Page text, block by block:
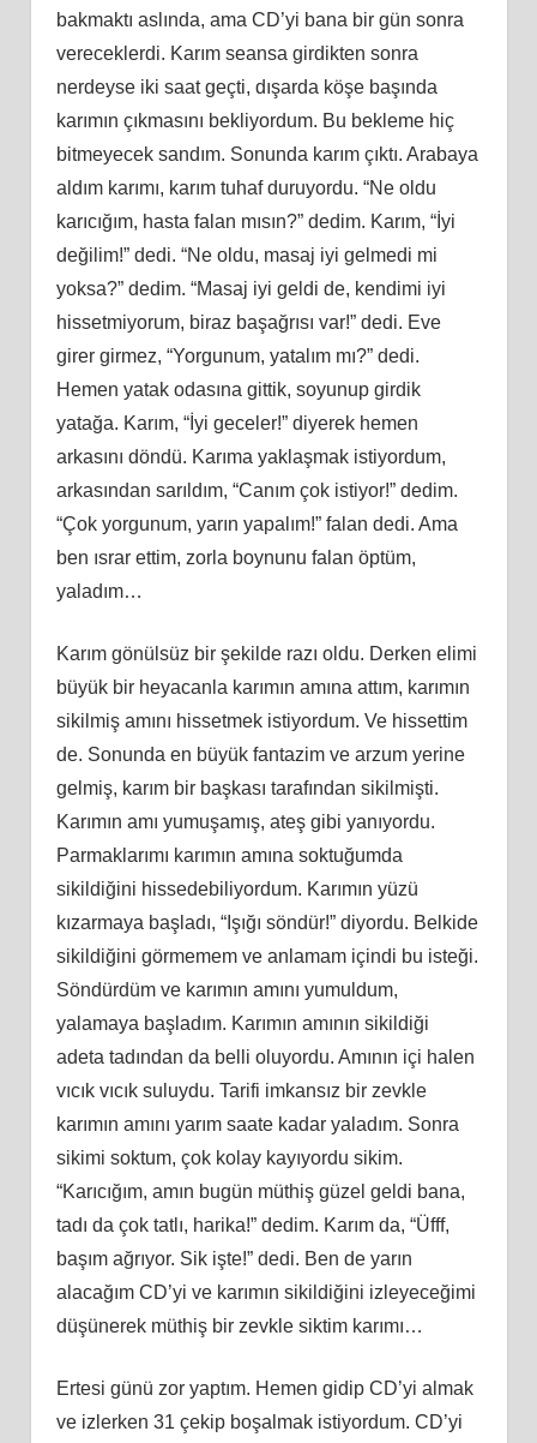
bakmaktı aslında, ama CD’yi bana bir gün sonra
vereceklerdi. Karım seansa girdikten sonra
nerdeyse iki saat geçti, dışarda köşe başında
karımın çıkmasını bekliyordum. Bu bekleme hiç
bitmeyecek sandım. Sonunda karım çıktı. Arabaya
aldım karımı, karım tuhaf duruyordu. “Ne oldu
karıcığım, hasta falan mısın?” dedim. Karım, “İyi
değilim!” dedi. “Ne oldu, masaj iyi gelmedi mi
yoksa?” dedim. “Masaj iyi geldi de, kendimi iyi
hissetmiyorum, biraz başağrısı var!” dedi. Eve
girer girmez, “Yorgunum, yatalım mı?” dedi.
Hemen yatak odasına gittik, soyunup girdik
yatağa. Karım, “İyi geceler!” diyerek hemen
arkasını döndü. Karıma yaklaşmak istiyordum,
arkasından sarıldım, “Canım çok istiyor!” dedim.
“Çok yorgunum, yarın yapalım!” falan dedi. Ama
ben ısrar ettim, zorla boynunu falan öptüm,
yaladım…
Karım gönülsüz bir şekilde razı oldu. Derken elimi
büyük bir heyacanla karımın amına attım, karımın
sikilmiş amını hissetmek istiyordum. Ve hissettim
de. Sonunda en büyük fantazim ve arzum yerine
gelmiş, karım bir başkası tarafından sikilmişti.
Karımın amı yumuşamış, ateş gibi yanıyordu.
Parmaklarımı karımın amına soktuğumda
sikildiğini hissedebiliyordum. Karımın yüzü
kızarmaya başladı, “Işığı söndür!” diyordu. Belkide
sikildiğini görmemem ve anlamam içindi bu isteği.
Söndürdüm ve karımın amını yumuldum,
yalamaya başladım. Karımın amının sikildiği
adeta tadından da belli oluyordu. Amının içi halen
vıcık vıcık suluydu. Tarifi imkansız bir zevkle
karımın amını yarım saate kadar yaladım. Sonra
sikimi soktum, çok kolay kayıyordu sikim.
“Karıcığım, amın bugün müthiş güzel geldi bana,
tadı da çok tatlı, harika!” dedim. Karım da, “Üfff,
başım ağrıyor. Sik işte!” dedi. Ben de yarın
alacağım CD’yi ve karımın sikildiğini izleyeceğimi
düşünerek müthiş bir zevkle siktim karımı…
Ertesi günü zor yaptım. Hemen gidip CD’yi almak
ve izlerken 31 çekip boşalmak istiyordum. CD’yi